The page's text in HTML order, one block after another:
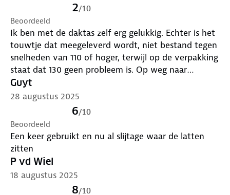
2/10
Beoordeeld
Ik ben met de daktas zelf erg gelukkig. Echter is het
touwtje dat meegeleverd wordt, niet bestand tegen
snelheden van 110 of hoger, terwijl op de verpakking
staat dat 130 geen probleem is. Op weg naar
vakantie is het touw 3 x gebroken en stonden we
ineens langs de weg door een flapperende daktas
Guyt
28 augustus 2025
6/10
Beoordeeld
Een keer gebruikt en nu al slijtage waar de latten
zitten
P vd Wiel
18 augustus 2025
8/10